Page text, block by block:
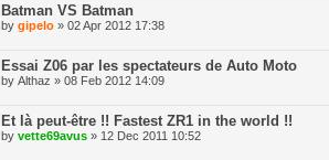
Batman VS Batman
by gipelo » 02 Apr 2012 17:38
Essai Z06 par les spectateurs de Auto Moto
by Althaz » 08 Feb 2012 14:09
Et là peut-être !! Fastest ZR1 in the world !!
by vette69avus » 12 Dec 2011 10:52